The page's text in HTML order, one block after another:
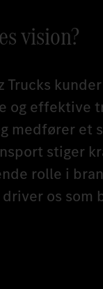
vision?
Trucks
og effektive
medfører et
stiger
rolle i
os som